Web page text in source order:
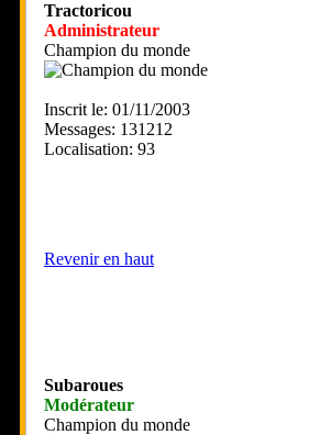
Tractoricou
Administrateur
Champion du monde
Inscrit le: 01/11/2003
Messages: 131212
Localisation: 93
Revenir en haut
Subaroues
Modérateur
Champion du monde